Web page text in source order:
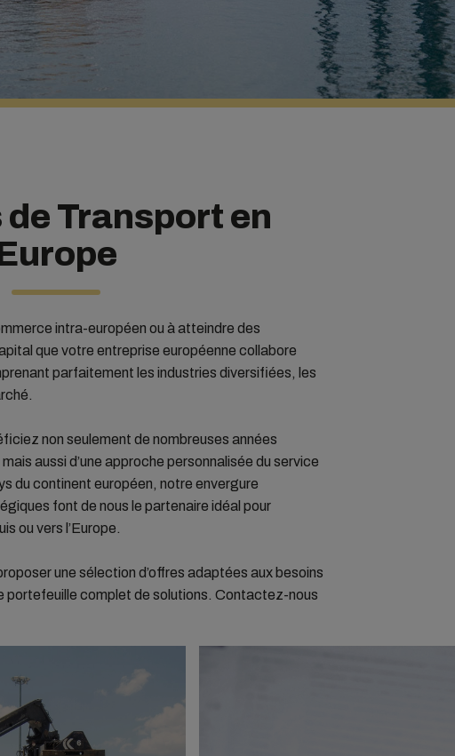
Transport en
intra-européen ou à atteindre des
que votre entreprise européenne collabore
parfaitement les industries diversifiées, les
non seulement de nombreuses années
aussi d’une approche personnalisée du service
du continent européen, notre envergure
font de nous le partenaire idéal pour
ou vers l’Europe.
une sélection d’offres adaptées aux besoins
portefeuille complet de solutions. Contactez-nous